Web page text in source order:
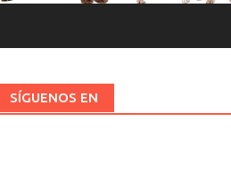
SÍGUENOS EN